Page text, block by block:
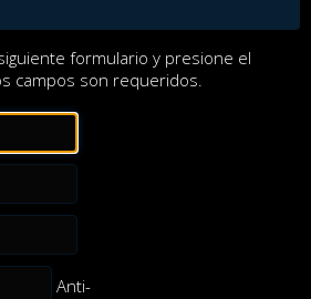
formulario y presione el
campos son requeridos.
Anti-